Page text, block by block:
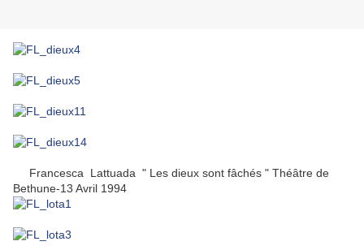
Francesca Lattuada " Les dieux sont fâchés " Théâtre de
Bethune-13 Avril 1994